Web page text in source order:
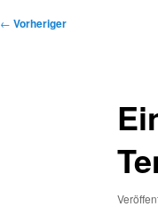
Beitragsnavigation
← Vorheriger